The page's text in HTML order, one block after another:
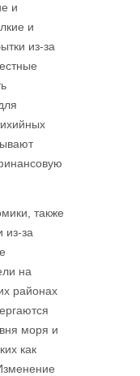
и
и
из-за
также
из-за
на
районах
моря и
как